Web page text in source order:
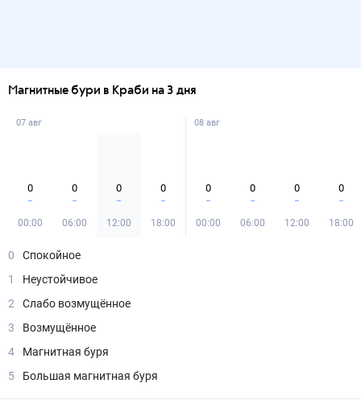
Магнитные бури в Краби на 3 дня
07 авг
0
00:00
0
06:00
0
12:00
0
18:00
08 авг
0
00:00
0
06:00
0
12:00
0
18:00
0
Спокойное
1
Неустойчивое
2
Слабо возмущённое
3
Возмущённое
4
Магнитная буря
5
Большая магнитная буря